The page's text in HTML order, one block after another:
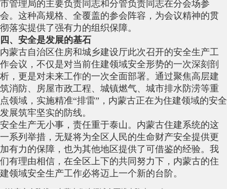
市管理局的主要负责同志和分管负责同志在分会场参
会。这种高规格、全覆盖的参会阵容，为会议精神的贯
彻落实提供了强有力的组织保障。
四、安全是发展的基石
内蒙古自治区住房和城乡建设厅此次召开的安全生产工
作会议，不仅是对当前住建领域安全形势的一次深刻剖
析，更是对未来工作的一次全面部署。通过聚焦高层建
筑消防、房屋市政工程、城镇燃气、城市排水防涝等重
点领域，实施精准“排雷”，内蒙古正在为住建领域的安全
发展筑牢坚实的防线。
安全生产无小事，责任重于泰山。内蒙古住建系统的这
一系列举措，无疑将为全区人民的生命财产安全提供更
加有力的保障，也为其他地区提供了可借鉴的经验。我
们有理由相信，在全区上下的共同努力下，内蒙古的住
建领域安全生产工作必将迈上一个新的台阶。